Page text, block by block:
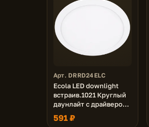
Арт. DRRD24ELC
Ecola LED downlight
встраив.1021 Круглый
даунлайт с драйвером
24W 220V 6500K
300x20
591 ₽